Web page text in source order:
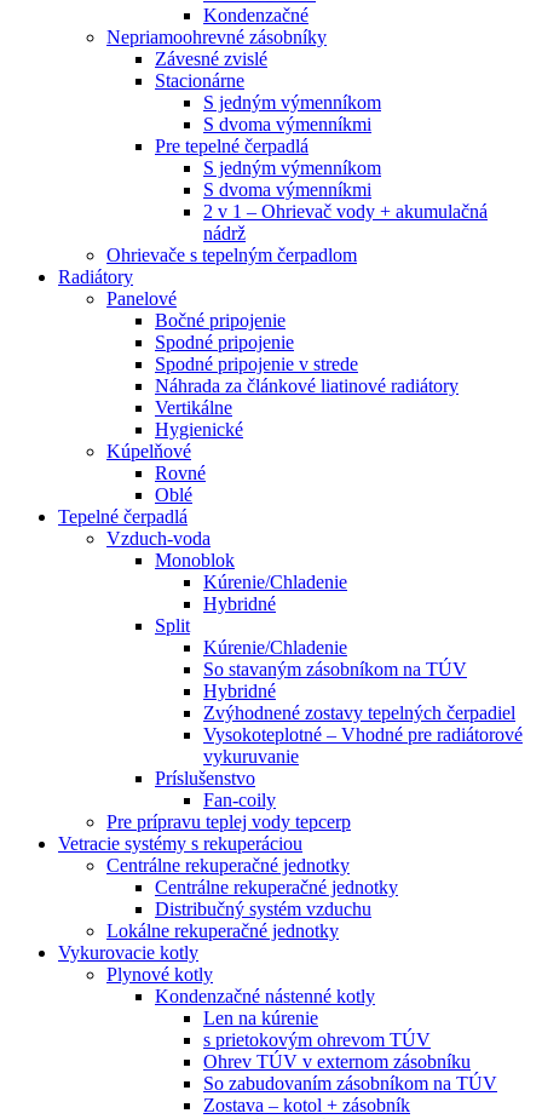
Kondenzačné
Nepriamoohrevné zásobníky
Závesné zvislé
Stacionárne
S jedným výmenníkom
S dvoma výmenníkmi
Pre tepelné čerpadlá
S jedným výmenníkom
S dvoma výmenníkmi
2 v 1 – Ohrievač vody + akumulačná
nádrž
Ohrievače s tepelným čerpadlom
Radiátory
Panelové
Bočné pripojenie
Spodné pripojenie
Spodné pripojenie v strede
Náhrada za článkové liatinové radiátory
Vertikálne
Hygienické
Kúpelňové
Rovné
Oblé
Tepelné čerpadlá
Vzduch-voda
Monoblok
Kúrenie/Chladenie
Hybridné
Split
Kúrenie/Chladenie
So stavaným zásobníkom na TÚV
Hybridné
Zvýhodnené zostavy tepelných čerpadiel
Vysokoteplotné – Vhodné pre radiátorové
vykuruvanie
Príslušenstvo
Fan-coily
Pre prípravu teplej vody tepcerp
Vetracie systémy s rekuperáciou
Centrálne rekuperačné jednotky
Centrálne rekuperačné jednotky
Distribučný systém vzduchu
Lokálne rekuperačné jednotky
Vykurovacie kotly
Plynové kotly
Kondenzačné nástenné kotly
Len na kúrenie
s prietokovým ohrevom TÚV
Ohrev TÚV v externom zásobníku
So zabudovaním zásobníkom na TÚV
Zostava – kotol + zásobník